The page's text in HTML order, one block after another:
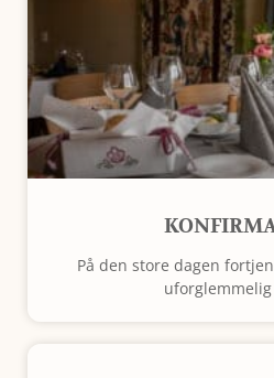
På den store dagen